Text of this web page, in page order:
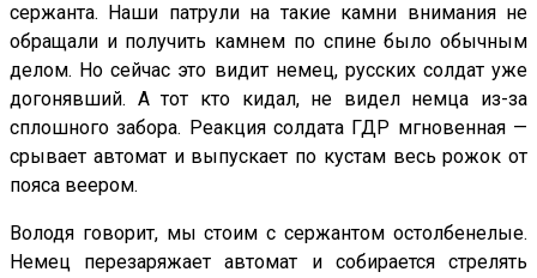
сержанта. Наши патрули на такие камни внимания не
обращали и получить камнем по спине было обычным
делом. Но сейчас это видит немец, русских солдат уже
догонявший. А тот кто кидал, не видел немца из-за
сплошного забора. Реакция солдата ГДР мгновенная —
срывает автомат и выпускает по кустам весь рожок от
пояса веером.
Володя говорит, мы стоим с сержантом остолбенелые.
Немец перезаряжает автомат и собирается стрелять